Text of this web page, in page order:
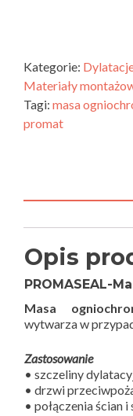
Kategorie:
Materiały
Tagi: masa
promat
Opis
PROMASEAL-
Masa
wytwarza w
Zastosowanie
• szczeliny
• drzwi
• połączenia ścian